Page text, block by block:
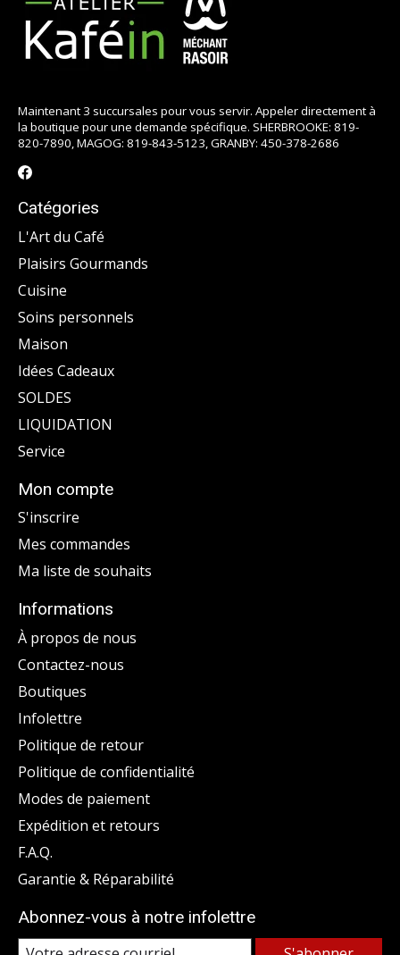
Maintenant 3 succursales pour vous servir. Appeler directement à
la boutique pour une demande spécifique. SHERBROOKE: 819-
820-7890, MAGOG: 819-843-5123, GRANBY: 450-378-2686
Catégories
L'Art du Café
Plaisirs Gourmands
Cuisine
Soins personnels
Maison
Idées Cadeaux
SOLDES
LIQUIDATION
Service
Mon compte
S'inscrire
Mes commandes
Ma liste de souhaits
Informations
À propos de nous
Contactez-nous
Boutiques
Infolettre
Politique de retour
Politique de confidentialité
Modes de paiement
Expédition et retours
F.A.Q.
Garantie & Réparabilité
Abonnez-vous à notre infolettre